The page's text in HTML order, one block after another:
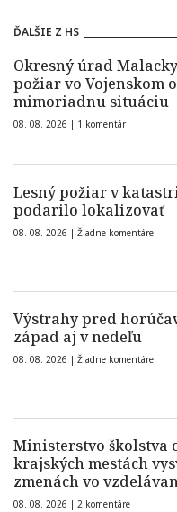
ĎALŠIE Z HS
Okresný úrad
požiar vo Vojenskom
mimoriadnu situáciu
08. 08. 2026 | 1 komentár
Lesný požiar v
podarilo lokalizovať
08. 08. 2026 | Žiadne komentáre
Výstrahy pred
západ aj v nedeľu
08. 08. 2026 | Žiadne komentáre
Ministerstvo školstva
krajských mestách
zmenách vo
08. 08. 2026 | 2 komentáre